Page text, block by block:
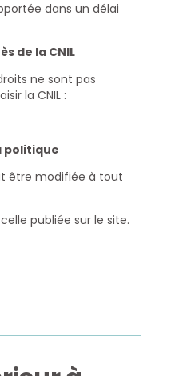
dans un délai
de la CNIL
ne sont pas
la CNIL :
politique
être modifiée à tout
publiée sur le site.